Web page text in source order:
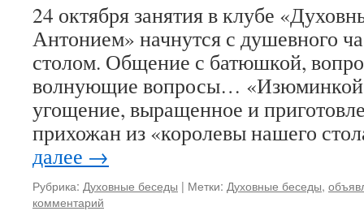
24 октября занятия в клубе
Антонием» начнутся с душевного
столом. Общение с батюшкой,
волнующие вопросы…
угощение, выращенное и
прихожан из «королевы нашего
далее →
Рубрика: Духовные беседы | Метки: Духовные беседы,
комментарий